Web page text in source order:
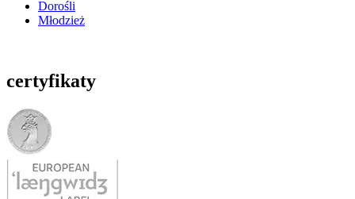
Dorośli
Młodzież
certyfikaty